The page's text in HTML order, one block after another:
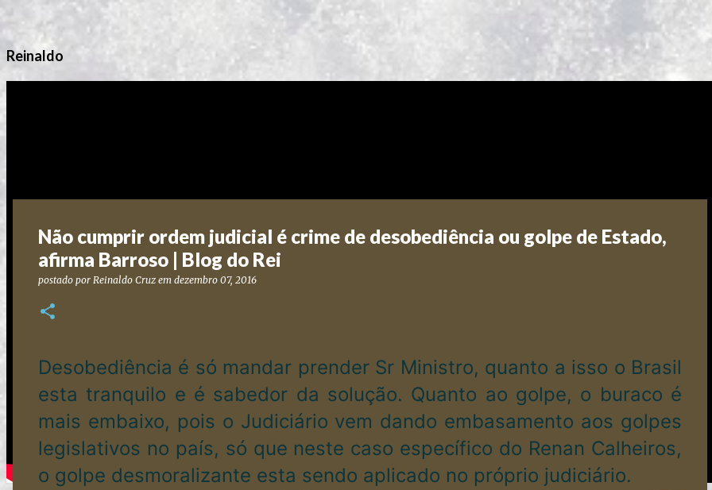
Reinaldo
Não cumprir ordem judicial é crime de desobediência ou golpe de Estado,
afirma Barroso | Blog do Rei
postado por Reinaldo Cruz em dezembro 07, 2016
Desobediência é só mandar prender Sr Ministro, quanto a isso o Brasil
esta tranquilo e é sabedor da solução. Quanto ao golpe, o buraco é
mais embaixo, pois o Judiciário vem dando embasamento aos golpes
legislativos no país, só que neste caso específico do Renan Calheiros,
o golpe desmoralizante esta sendo aplicado no próprio judiciário.